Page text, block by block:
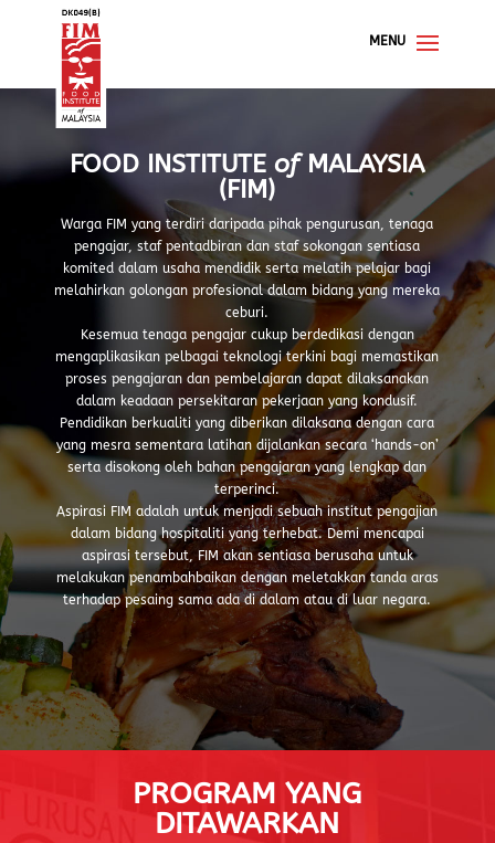
FOOD INSTITUTEofMALAYSIA
(FIM)
Warga FIM yang terdiri daripada pihak pengurusan, tenaga
pengajar, staf pentadbiran dan staf sokongan sentiasa
komited dalam usaha mendidik serta melatih pelajar bagi
melahirkan golongan profesional dalam bidang yang mereka
ceburi.
Kesemua tenaga pengajar cukup berdedikasi dengan
mengaplikasikan pelbagai teknologi terkini bagi memastikan
proses pengajaran dan pembelajaran dapat dilaksanakan
dalam keadaan persekitaran pekerjaan yang kondusif.
Pendidikan berkualiti yang diberikan dilaksana dengan cara
yang mesra sementara latihan dijalankan secara ‘hands-on’
serta disokong oleh bahan pengajaran yang lengkap dan
terperinci.
Aspirasi FIM adalah untuk menjadi sebuah institut pengajian
dalam bidang hospitaliti yang terhebat. Demi mencapai
aspirasi tersebut, FIM akan sentiasa berusaha untuk
melakukan penambahbaikan dengan meletakkan tanda aras
terhadap pesaing sama ada di dalam atau di luar negara.
PROGRAM YANG
DITAWARKAN